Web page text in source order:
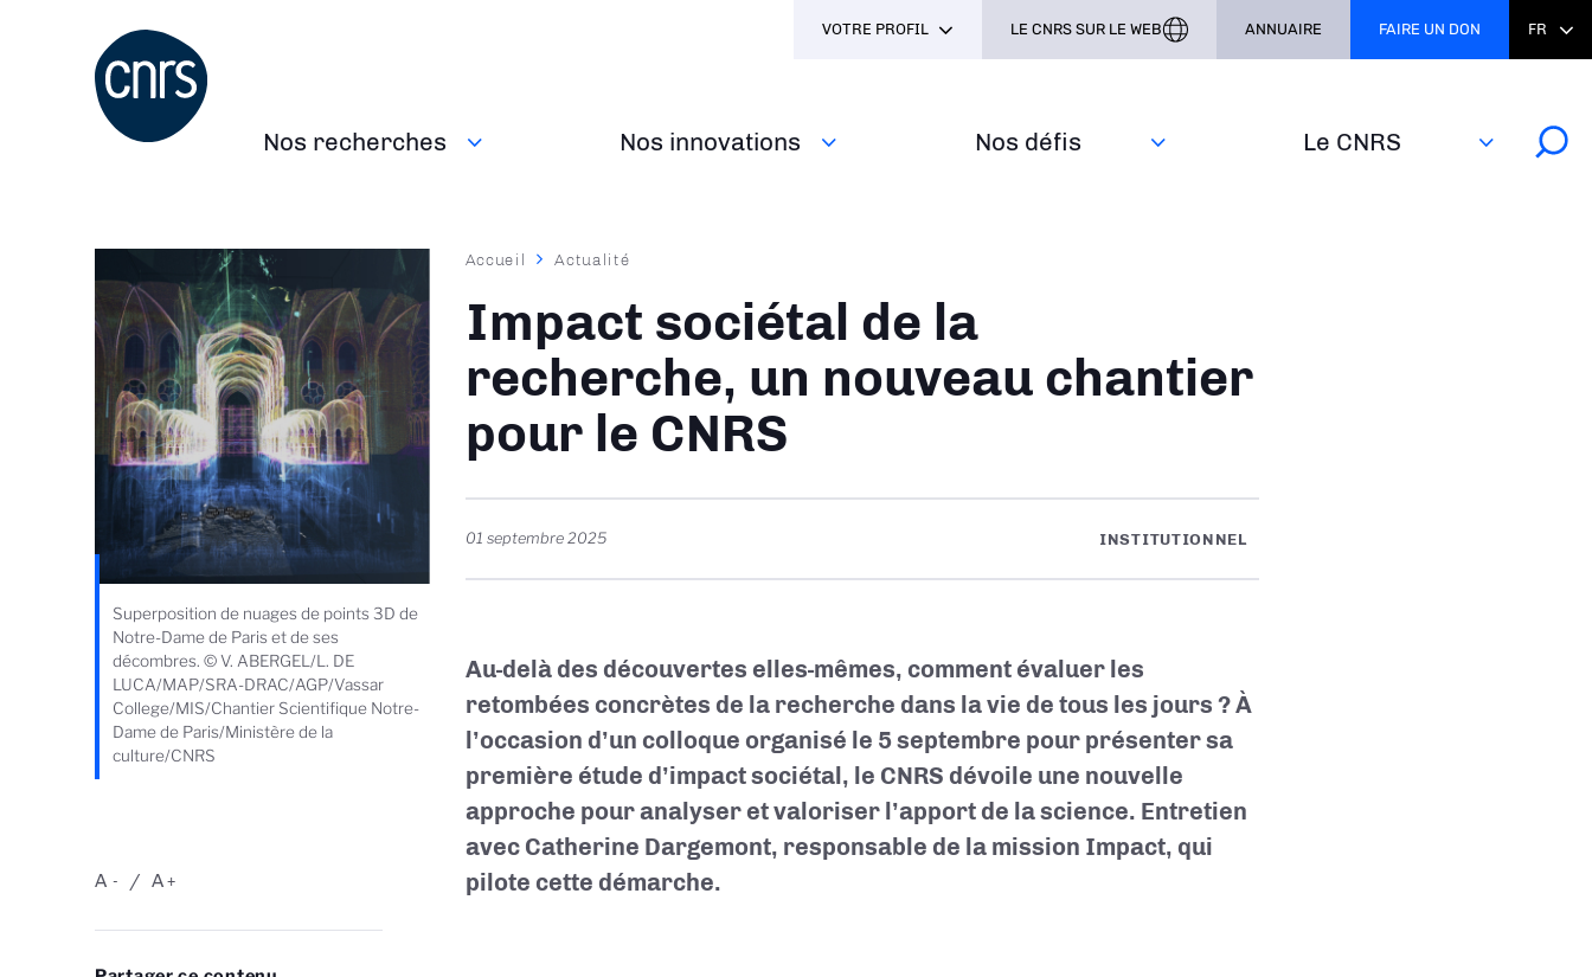
Navigation
Nos recherches Nos innovations Nos défis‎ Le CNRS
VOTRE PROFIL LE CNRS SUR LE WEB ANNUAIRE FAIRE UN DON FR
Superposition de nuages de points 3D de
Notre-Dame de Paris et de ses
décombres. © V. ABERGEL/L. DE
LUCA/MAP/SRA-DRAC/AGP/Vassar
College/MIS/Chantier Scientifique Notre-
Dame de Paris/Ministère de la
culture/CNRS
-
A +
A
Fil
Accueil Actualité
Impact sociétal de la
recherche, un nouveau chantier
pour le CNRS
01 septembre 2025 INSTITUTIONNEL
Au-delà des découvertes elles-mêmes, comment évaluer les
retombées concrètes de la recherche dans la vie de tous les jours ? À
l’occasion d’un colloque organisé le 5 septembre pour présenter sa
première étude d’impact sociétal, le CNRS dévoile une nouvelle
approche pour analyser et valoriser l’apport de la science. Entretien
avec Catherine Dargemont, responsable de la mission Impact, qui
pilote cette démarche.